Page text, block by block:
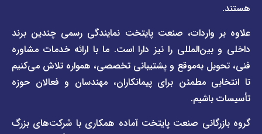
صنعت پایتخت نمایندگی رسمی چندین برند
را نیز دارا است. ما با ارائه خدمات مشاوره
به‌موقع و پشتیبانی تخصصی، همواره تلاش می‌کنیم
مطمئن برای پیمانکاران، مهندسان و فعالان حوزه
صنعت پایتخت آماده همکاری با شرکت‌های بزرگ
پول